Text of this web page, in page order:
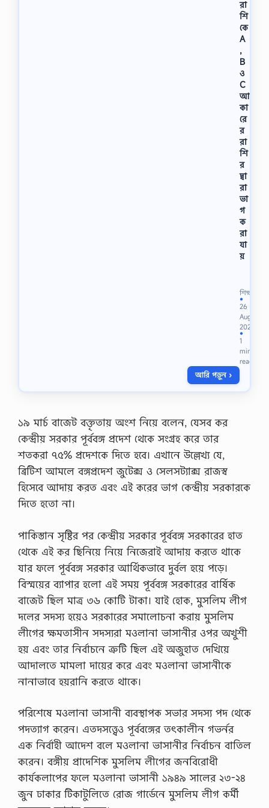
রা
শি
কে
A
,
B
ও
C
আ
কা
রে
র
রা
শি
র
দ্বা
রা
ভা
গ
ক
রা
যা
য়
:
৮
ম
-
2
0
2
1
ন
মি
ক
তু
অ
ধ্যা
ণি
সূ
লী
শিক্ষা
●
26
Aug
2021
●
1
min
read
আরি পড়ুন ›
১৯ মার্চ বাজেট বক্তৃতায় অংশ নিয়ে বলেন, যেসব কর
কেন্দ্রীয় সরকার পূর্ববঙ্গ প্রদেশ থেকে সংগ্রহ করে তার
শতকরা ৭৫% প্রদেশকে দিতে হবে। এখানে উল্লেখ্য যে,
ব্রিটিশ আমলে বঙ্গপ্রদেশ জুটেক্স ও সেলসট্যাক্স রাজস্ব
হিসেবে আদায় করত এবং এই করের ভাগ কেন্দ্রীয় সরকারকে
দিতে হতো না।
পাকিস্তান সৃষ্টির পর কেন্দ্রীয় সরকার পূর্ববঙ্গ সরকারের হাত
থেকে এই কর ছিনিয়ে নিয়ে নিজেরাই আদায় করতে থাকে
যার ফলে পূর্ববঙ্গ সরকার আর্থিকভাবে দুর্বল হয়ে পড়ে।
বিস্ময়ের ব্যাপার হলো এই সময় পূর্ববঙ্গ সরকারের বার্ষিক
বাজেট ছিল মাত্র ৩৬ কোটি টাকা। যাই হোক, মুসলিম লীগ
দলের সদস্য হয়েও সরকারের সমালোচনা করায় মুসলিম
লীগের ক্ষমতাসীন সদস্যরা মওলানা ভাসানীর ওপর অখুশী
হয় এবং তার নির্বাচনে ত্রুটি ছিল এই অজুহাত দেখিয়ে
আদালতে মামলা দায়ের করে এবং মওলানা ভাসানীকে
নানাভাবে হয়রানি করতে থাকে।
পরিশেষে মওলানা ভাসানী ব্যবস্থাপক সভার সদস্য পদ থেকে
পদত্যাগ করেন। এতদসত্ত্বেও পূর্ববঙ্গের তৎকালীন গভর্নর
এক নির্বাহী আদেশ বলে মওলানা ভাসানীর নির্বাচন বাতিল
করেন। বঙ্গীয় প্রাদেশিক মুসলিম লীগের জনবিরোধী
কার্যকলাপের ফলে মওলানা ভাসানী ১৯৪৯ সালের ২৩-২৪
জুন ঢাকার টিকাটুলিতে রোজ গার্ডেনে মুসলিম লীগ কর্মী